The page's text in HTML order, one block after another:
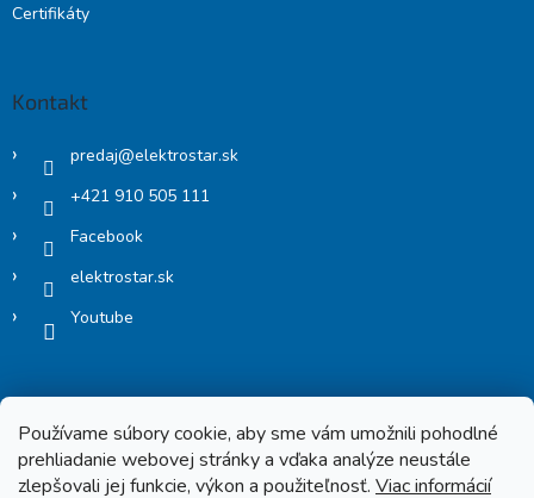
Používame súbory cookie, aby sme vám umožnili pohodlné
prehliadanie webovej stránky a vďaka analýze neustále
zlepšovali jej funkcie, výkon a použiteľnosť. Viac informácií
Certifikáty
Kontakt
predaj@elektrostar.sk
+421 910 505 111
Facebook
elektrostar.sk
Youtube